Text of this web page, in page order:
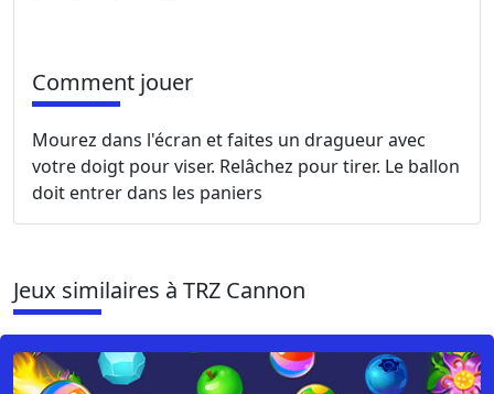
Comment jouer
Mourez dans l'écran et faites un dragueur avec
votre doigt pour viser. Relâchez pour tirer. Le ballon
doit entrer dans les paniers
Jeux similaires à TRZ Cannon